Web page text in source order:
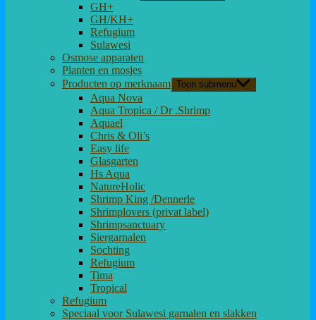
GH+
GH/KH+
Refugium
Sulawesi
Osmose apparaten
Planten en mosjes
Producten op merknaam Toon submenu
Aqua Nova
Aqua Tropica / Dr .Shrimp
Aquael
Chris & Oli’s
Easy life
Glasgarten
Hs Aqua
NatureHolic
Shrimp King /Dennerle
Shrimplovers (privat label)
Shrimpsanctuary
Siergarnalen
Sochting
Refugium
Tima
Tropical
Refugium
Speciaal voor Sulawesi garnalen en slakken